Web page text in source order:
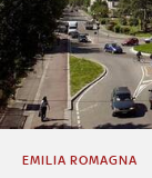
EMILIA ROMAGNA